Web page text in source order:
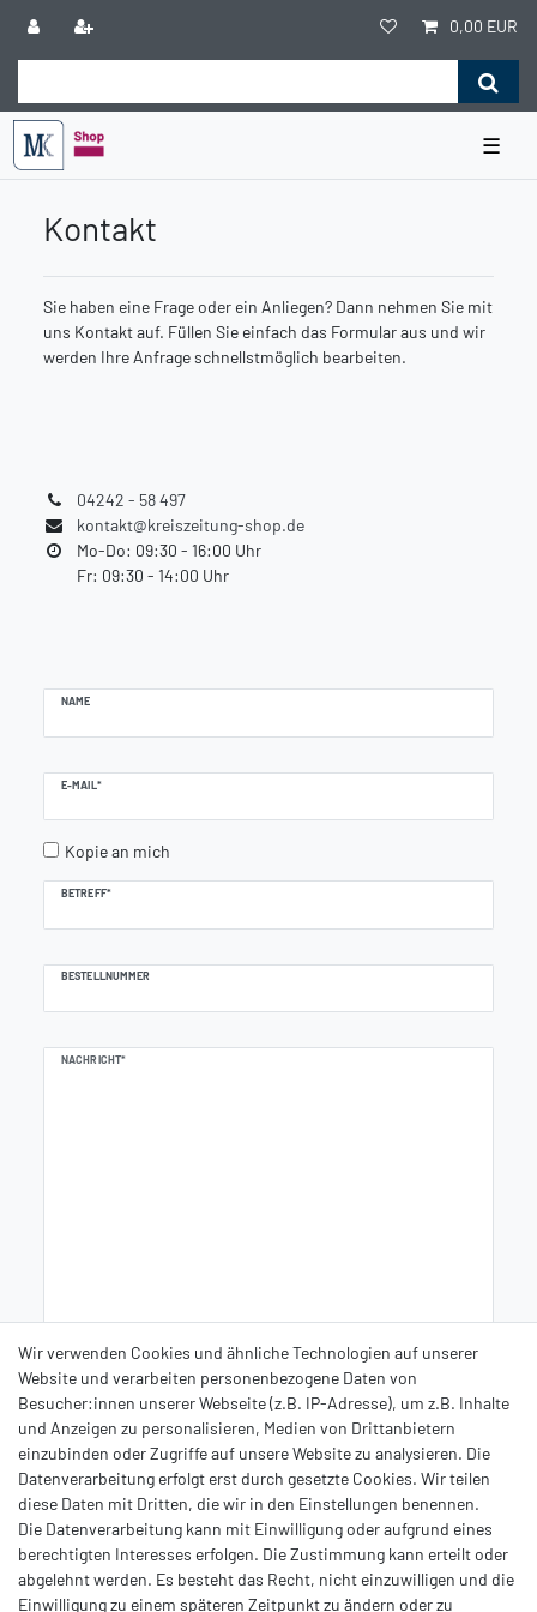
0,00 EUR
☰
Kontakt
Sie haben eine Frage oder ein Anliegen? Dann nehmen Sie mit
uns Kontakt auf. Füllen Sie einfach das Formular aus und wir
werden Ihre Anfrage schnellstmöglich bearbeiten.
04242 - 58 497
kontakt@kreiszeitung-shop.de
Mo-Do: 09:30 - 16:00 Uhr
Fr: 09:30 - 14:00 Uhr
NAME
E-MAIL*
Kopie an mich
BETREFF*
BESTELLNUMMER
NACHRICHT*
Hiermit bestätige ich, dass ich die Daten­schutz­erklärung
gelesen habe.
*
* Hierbei handelt es sich um ein Pflichtfeld.
Ceres::Template.mailFormHoneypotLabel
Anfrage senden
Wir verwenden Cookies und ähnliche Technologien auf unserer
Website und verarbeiten personenbezogene Daten von
Besucher:innen unserer Webseite (z.B. IP-Adresse), um z.B. Inhalte
und Anzeigen zu personalisieren, Medien von Drittanbietern
einzubinden oder Zugriffe auf unsere Website zu analysieren. Die
Datenverarbeitung erfolgt erst durch gesetzte Cookies. Wir teilen
diese Daten mit Dritten, die wir in den Einstellungen benennen.
Die Datenverarbeitung kann mit Einwilligung oder aufgrund eines
berechtigten Interesses erfolgen. Die Zustimmung kann erteilt oder
abgelehnt werden. Es besteht das Recht, nicht einzuwilligen und die
Einwilligung zu einem späteren Zeitpunkt zu ändern oder zu